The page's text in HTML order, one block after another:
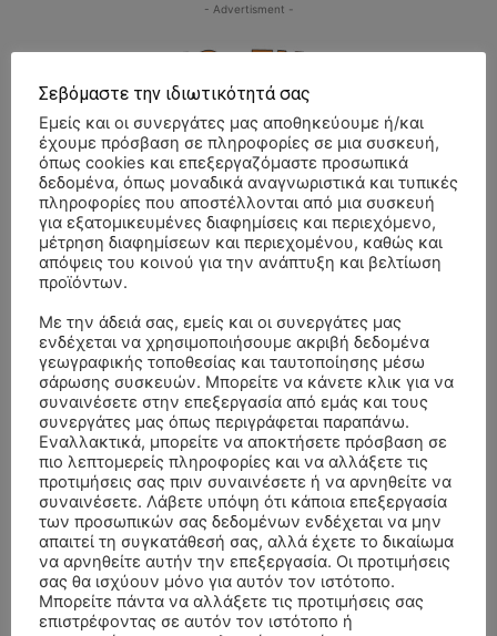
- Advertisment -
ΣΥΛΛΥΠΗΤΗΡΙΑ ΜΗΝΥΜΑΤΑ
ΠΑΝΑΓΙΩΤΗΣ IΩΑΚΕΙΜΙΔΗΣεπίΚΗΔΕΙΑ – ΔΕΥΤΕΡΑ 3/8/2026 –
ΣΠΥΡΙΔΟΥΛΑ Γ. ΣΕΪΤΑΝΙΔΟΥ ΕΤΩΝ 91
Αγγελική ΘωμουεπίΚΗΔΕΙΑ – ΔΕΥΤΕΡΑ 3/8/2026 – ΔΗΜΗΤΡΙΟΣ Σ.
ΤΣΙΛΙΚΗΣ ΕΤΩΝ 79
Δημήτριος ΔάτσικαςεπίΚΗΔΕΙΑ – ΠΑΡΑΣΚΕΥΗ 31/7/2026 –
ΚΩΝΣΤΑΝΤΙΝΟΣ Ε. ΛΑΙΜΟΔΕΤΗΣ ΕΤΩΝ 27
Σεβόμαστε την ιδιωτικότητά σας
Εμείς και οι συνεργάτες μας αποθηκεύουμε ή/και
έχουμε πρόσβαση σε πληροφορίες σε μια συσκευή,
όπως cookies και επεξεργαζόμαστε προσωπικά
δεδομένα, όπως μοναδικά αναγνωριστικά και τυπικές
πληροφορίες που αποστέλλονται από μια συσκευή
για εξατομικευμένες διαφημίσεις και περιεχόμενο,
μέτρηση διαφημίσεων και περιεχομένου, καθώς και
απόψεις του κοινού για την ανάπτυξη και βελτίωση
προϊόντων.
Με την άδειά σας, εμείς και οι συνεργάτες μας
ενδέχεται να χρησιμοποιήσουμε ακριβή δεδομένα
γεωγραφικής τοποθεσίας και ταυτοποίησης μέσω
σάρωσης συσκευών. Μπορείτε να κάνετε κλικ για να
συναινέσετε στην επεξεργασία από εμάς και τους
συνεργάτες μας όπως περιγράφεται παραπάνω.
Εναλλακτικά, μπορείτε να αποκτήσετε πρόσβαση σε
πιο λεπτομερείς πληροφορίες και να αλλάξετε τις
προτιμήσεις σας πριν συναινέσετε ή να αρνηθείτε να
συναινέσετε. Λάβετε υπόψη ότι κάποια επεξεργασία
των προσωπικών σας δεδομένων ενδέχεται να μην
απαιτεί τη συγκατάθεσή σας, αλλά έχετε το δικαίωμα
να αρνηθείτε αυτήν την επεξεργασία. Οι προτιμήσεις
σας θα ισχύουν μόνο για αυτόν τον ιστότοπο.
Μπορείτε πάντα να αλλάξετε τις προτιμήσεις σας
επιστρέφοντας σε αυτόν τον ιστότοπο ή